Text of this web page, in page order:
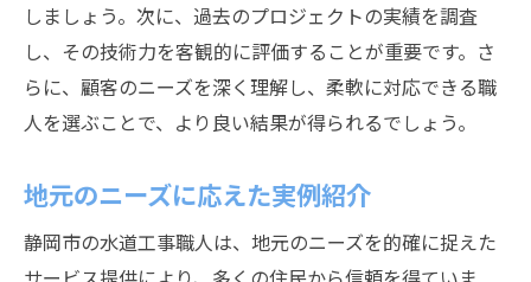
しましょう。次に、過去のプロジェクトの実績を調査
し、その技術力を客観的に評価することが重要です。さ
らに、顧客のニーズを深く理解し、柔軟に対応できる職
人を選ぶことで、より良い結果が得られるでしょう。
地元のニーズに応えた実例紹介
静岡市の水道工事職人は、地元のニーズを的確に捉えた